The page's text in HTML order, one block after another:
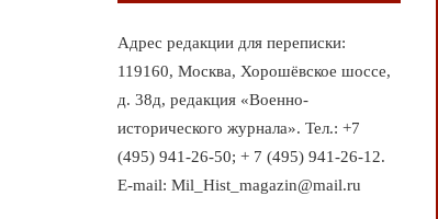
Адрес редакции для переписки:
119160, Москва, Хорошёвское шоссе,
д. 38д, редакция «Военно-
исторического журнала». Тел.: +7
(495) 941-26-50; + 7 (495) 941-26-12.
E-mail: Mil_Hist_magazin@mail.ru